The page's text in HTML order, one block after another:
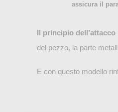
assicura il
Il principio
del pezzo, la parte
E con questo modello